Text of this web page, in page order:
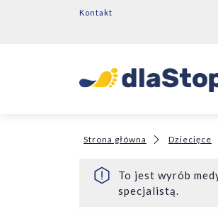
Kontakt
Strona główna Dziecięce
To jest wyrób
specjalistą.